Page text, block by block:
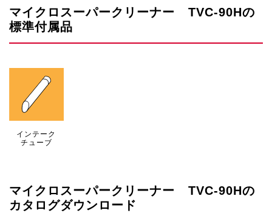
マイクロスーパークリーナー TVC-90Hの
標準付属品
インテーク
チューブ
マイクロスーパークリーナー TVC-90Hの
カタログダウンロード